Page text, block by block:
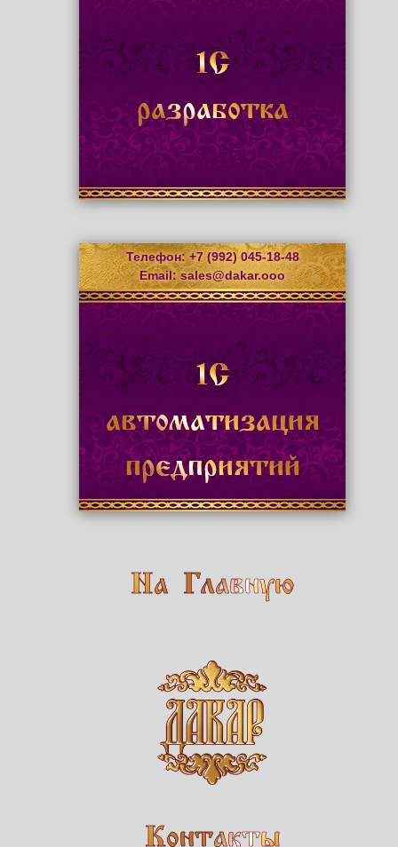
1С
разработка
1С
автоматизация
предприятий
Телефон: +7 (992) 045-18-48
Email:sales@dakar.ooo